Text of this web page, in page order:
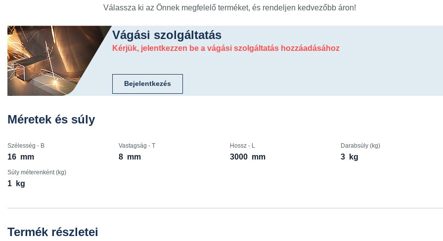
Válassza ki az Önnek megfelelő terméket, és rendeljen kedvezőbb áron!
Vágási szolgáltatás
Kérjük, jelentkezzen be a vágási szolgáltatás hozzáadásához
Bejelentkezés
Méretek és súly
Szélesség - B
16 mm
Vastagság - T
8 mm
Hossz - L
3000 mm
Darabsúly (kg)
3 kg
Súly méterenként (kg)
1 kg
Termék részletei